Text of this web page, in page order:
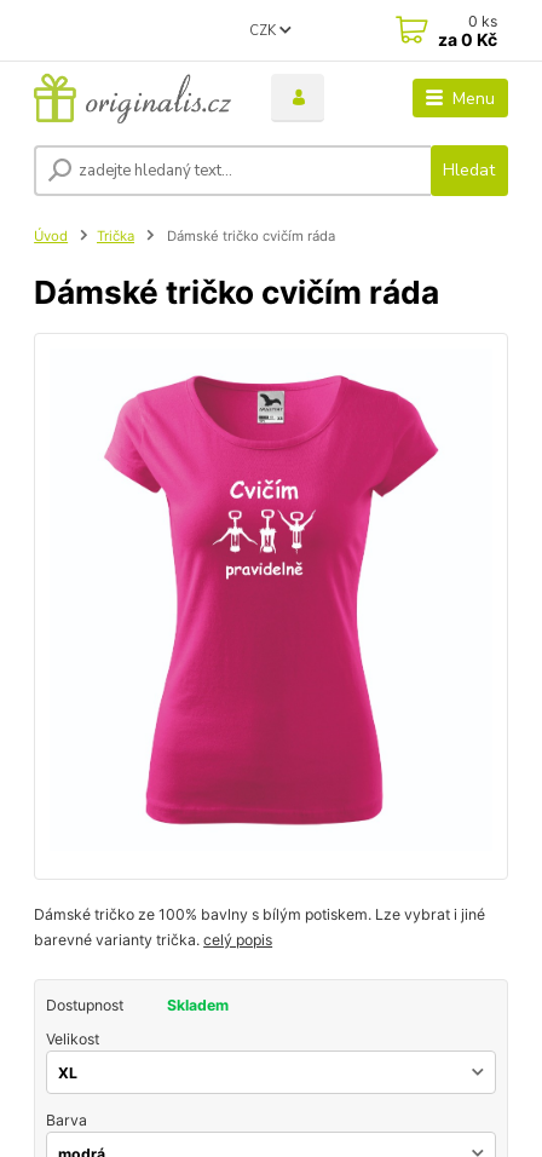
Menu
CZK
Hledat
0 ks
za0 Kč
Úvod Trička Dámské tričko cvičím ráda
Dámské tričko cvičím ráda
Dámské tričko ze 100% bavlny s bílým potiskem. Lze vybrat i jiné
barevné varianty trička.celý popis
Dostupnost
Skladem
Velikost
Barva